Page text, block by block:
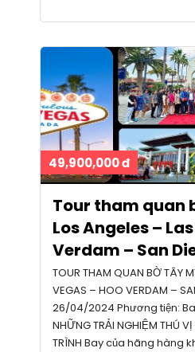
49,900,000 đ
Tour tham quan
Los Angeles –
Verdam – San
TOUR THAM QUAN BỜ TÂY
VEGAS – HOO VERDAM –
26/04/2024 Phương tiện:
NHỮNG TRẢI NGHIỆM THÚ
TRÌNH Bay của hãng hàng